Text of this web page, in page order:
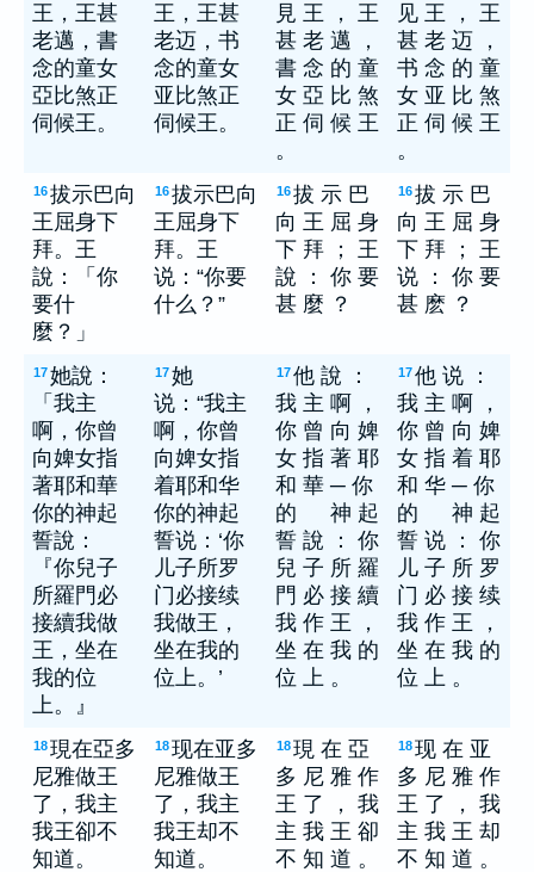
王，王甚
老邁，書
念的童女
亞比煞正
伺候王。
王，王甚
老迈，书
念的童女
亚比煞正
伺候王。
見 王 ， 王
甚 老 邁 ，
書 念 的 童
女 亞 比 煞
正 伺 候 王
。
见 王 ， 王
甚 老 迈 ，
书 念 的 童
女 亚 比 煞
正 伺 候 王
。
16拔示巴向
王屈身下
拜。王
說：「你
要什
麼？」
16拔示巴向
王屈身下
拜。王
说：“你要
什么？”
16拔 示 巴
向 王 屈 身
下 拜 ； 王
說 ： 你 要
甚 麼 ？
16拔 示 巴
向 王 屈 身
下 拜 ； 王
说 ： 你 要
甚 麽 ？
17她說：
「我主
啊，你曾
向婢女指
著耶和華
你的神起
誓說：
『你兒子
所羅門必
接續我做
王，坐在
我的位
上。』
17她
说：“我主
啊，你曾
向婢女指
着耶和华
你的神起
誓说：‘你
儿子所罗
门必接续
我做王，
坐在我的
位上。’
17他 說 ：
我 主 啊 ，
你 曾 向 婢
女 指 著 耶
和 華 ─ 你
的 神 起
誓 說 ： 你
兒 子 所 羅
門 必 接 續
我 作 王 ，
坐 在 我 的
位 上 。
17他 说 ：
我 主 啊 ，
你 曾 向 婢
女 指 着 耶
和 华 ─ 你
的 神 起
誓 说 ： 你
儿 子 所 罗
门 必 接 续
我 作 王 ，
坐 在 我 的
位 上 。
18現在亞多
尼雅做王
了，我主
我王卻不
知道。
18现在亚多
尼雅做王
了，我主
我王却不
知道。
18現 在 亞
多 尼 雅 作
王 了 ， 我
主 我 王 卻
不 知 道 。
18现 在 亚
多 尼 雅 作
王 了 ， 我
主 我 王 却
不 知 道 。